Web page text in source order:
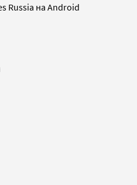
Russia на Android